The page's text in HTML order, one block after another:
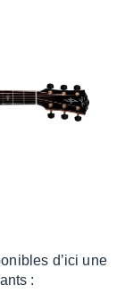
d’ici une
: